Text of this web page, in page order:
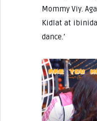
Mommy Viy.
Kidlat at ibinida
dance.’